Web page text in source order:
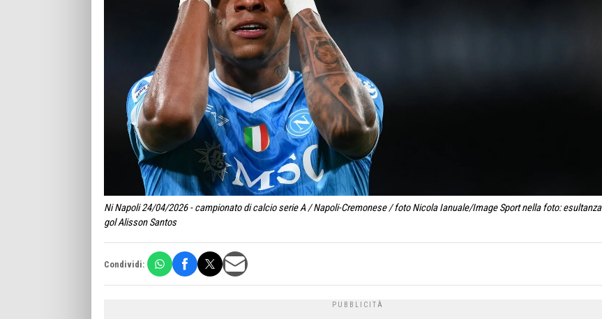
Ni Napoli 24/04/2026 - campionato di calcio serie A / Napoli-Cremonese / foto Nicola Ianuale/Image Sport nella foto: esultanza
gol Alisson Santos
Condividi: